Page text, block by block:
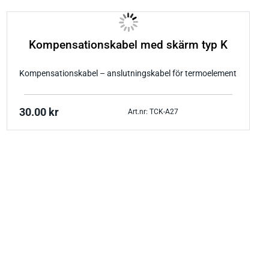
Kompensationskabel med skärm typ K
Kompensationskabel – anslutningskabel för termoelement
30.00 kr Art.nr: TCK-A27